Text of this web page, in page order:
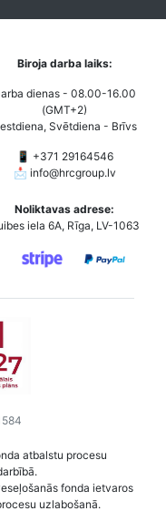
Biroja darba laiks:
dienas - 08.00-16.00
(GMT+2)
Svētdiena - Brīvs
📱 +371 29164546
📩 info@hrcgroup.lv
Noliktavas adrese:
iela 6A, Rīga, LV-1063
atbalstu procesu
fonda ietvaros
uzlabošanā.